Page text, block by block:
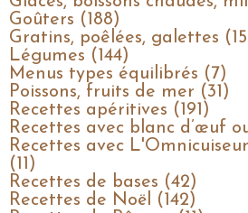
Goûters (188)
Gratins, poêlées, galettes
Légumes (144)
Menus types équilibrés (7)
Poissons, fruits de mer (31)
Recettes apéritives (191)
Recettes avec blanc d’œuf
Recettes avec
(11)
Recettes de bases (42)
Recettes de Noël (142)